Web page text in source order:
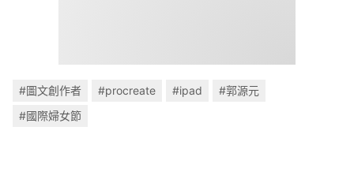
#圖文創作者 #procreate #ipad
#郭源元
#國際婦女節